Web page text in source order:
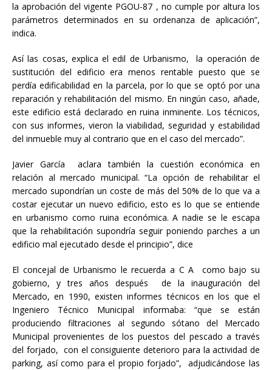
la aprobación del vigente PGOU-87 , no cumple por altura los
parámetros determinados en su ordenanza de aplicación”,
indica.
Así las cosas, explica el edil de Urbanismo, la operación de
sustitución del edificio era menos rentable puesto que se
perdía edificabilidad en la parcela, por lo que se optó por una
reparación y rehabilitación del mismo. En ningún caso, añade,
este edificio está declarado en ruina inminente. Los técnicos,
con sus informes, vieron la viabilidad, seguridad y estabilidad
del inmueble muy al contrario que en el caso del mercado”.
Javier García aclara también la cuestión económica en
relación al mercado municipal. “La opción de rehabilitar el
mercado supondrían un coste de más del 50% de lo que va a
costar ejecutar un nuevo edificio, esto es lo que se entiende
en urbanismo como ruina económica. A nadie se le escapa
que la rehabilitación supondría seguir poniendo parches a un
edificio mal ejecutado desde el principio”, dice
El concejal de Urbanismo le recuerda a C A como bajo su
gobierno, y tres años después de la inauguración del
Mercado, en 1990, existen informes técnicos en los que el
Ingeniero Técnico Municipal informaba: “que se están
produciendo filtraciones al segundo sótano del Mercado
Municipal provenientes de los puestos del pescado a través
del forjado, con el consiguiente deterioro para la actividad de
parking, así como para el propio forjado”, adjudicándose las